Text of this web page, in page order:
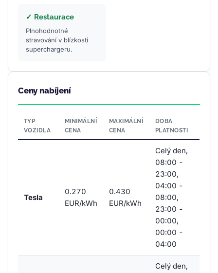
✓ Restaurace
Plnohodnotné
stravování v blízkosti
superchargeru.
Ceny nabíjení
TYP
VOZIDLA
MINIMÁLNÍ
CENA
MAXIMÁLNÍ
CENA
DOBA
PLATNOSTI
Tesla
0.270
EUR/kWh
0.430
EUR/kWh
Celý den,
08:00 -
23:00,
04:00 -
08:00,
23:00 -
00:00,
00:00 -
04:00
Celý den,